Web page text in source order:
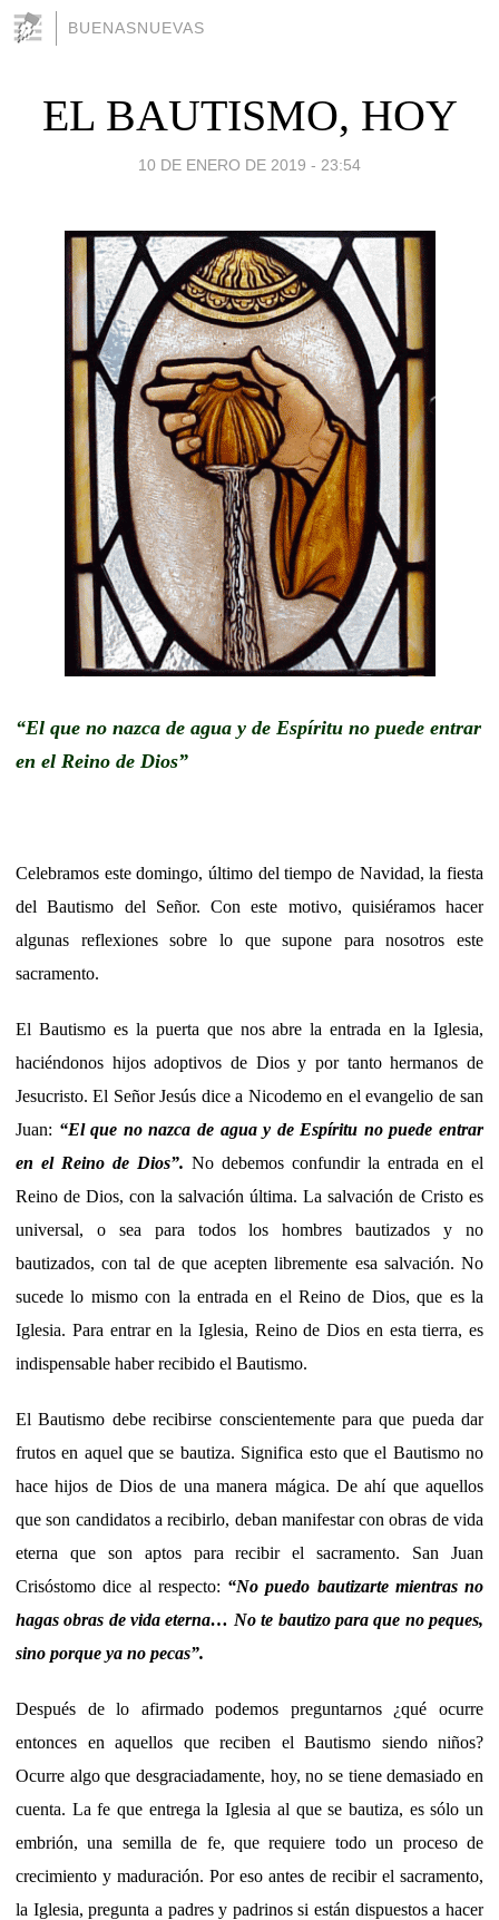
BUENASNUEVAS
EL BAUTISMO, HOY
10 DE ENERO DE 2019 - 23:54
“El que no nazca de agua y de Espíritu no puede entrar
en el Reino de Dios”
Celebramos este domingo, último del tiempo de Navidad, la fiesta
del Bautismo del Señor. Con este motivo, quisiéramos hacer
algunas reflexiones sobre lo que supone para nosotros este
sacramento.
El Bautismo es la puerta que nos abre la entrada en la Iglesia,
haciéndonos hijos adoptivos de Dios y por tanto hermanos de
Jesucristo. El Señor Jesús dice a Nicodemo en el evangelio de san
Juan: “El que no nazca de agua y de Espíritu no puede entrar
en el Reino de Dios”. No debemos confundir la entrada en el
Reino de Dios, con la salvación última. La salvación de Cristo es
universal, o sea para todos los hombres bautizados y no
bautizados, con tal de que acepten libremente esa salvación. No
sucede lo mismo con la entrada en el Reino de Dios, que es la
Iglesia. Para entrar en la Iglesia, Reino de Dios en esta tierra, es
indispensable haber recibido el Bautismo.
El Bautismo debe recibirse conscientemente para que pueda dar
frutos en aquel que se bautiza. Significa esto que el Bautismo no
hace hijos de Dios de una manera mágica. De ahí que aquellos
que son candidatos a recibirlo, deban manifestar con obras de vida
eterna que son aptos para recibir el sacramento. San Juan
Crisóstomo dice al respecto: “No puedo bautizarte mientras no
hagas obras de vida eterna… No te bautizo para que no peques,
sino porque ya no pecas”.
Después de lo afirmado podemos preguntarnos ¿qué ocurre
entonces en aquellos que reciben el Bautismo siendo niños?
Ocurre algo que desgraciadamente, hoy, no se tiene demasiado en
cuenta. La fe que entrega la Iglesia al que se bautiza, es sólo un
embrión, una semilla de fe, que requiere todo un proceso de
crecimiento y maduración. Por eso antes de recibir el sacramento,
la Iglesia, pregunta a padres y padrinos si están dispuestos a hacer